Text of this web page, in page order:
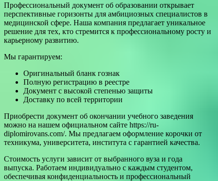
Профессиональный документ об образовании открывает
перспективные горизонты для амбициозных специалистов в
медицинской сфере. Наша компания предлагает уникальное
решение для тех, кто стремится к профессиональному росту и
карьерному развитию.
Мы гарантируем:
Оригинальный бланк гознак
Полную регистрацию в реестре
Документ с высокой степенью защиты
Доставку по всей территории
Приобрести документ об окончании учебного заведения
можно на нашем официальном сайте https://ru-
diplomirovans.com/. Мы предлагаем оформление корочки от
техникума, университета, института с гарантией качества.
Стоимость услуги зависит от выбранного вуза и года
выпуска. Работаем индивидуально с каждым студентом,
обеспечивая конфиденциальность и профессиональный